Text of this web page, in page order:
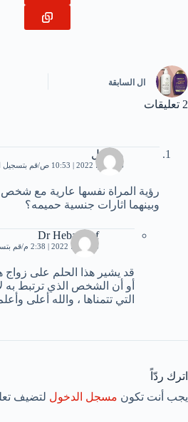
ال السابقة
2 تعليقات
مجهول
16 يوليو، 2022 | 10:53 ص قم بتسجيل
رؤية المراة نفسها عارية مع
وبينهما اثارات جنسية حميمه؟
Dr Heba Atef
16 يوليو، 2022 | 2:38 م قم
قد يشير هذا الحلم على زواج
أو أن الشخص الذي ترتبط به
التي تتمناها ، والله أعلى
اترك ردّاً
يجب أنت تكون مسجل الدخول لتضيف